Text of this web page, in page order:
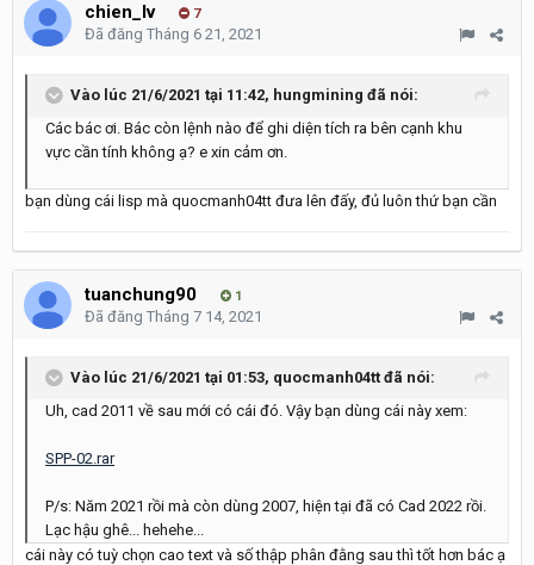
chien_lv 7
Đã đăng Tháng 6 21, 2021
Vào lúc 21/6/2021 tại 11:42, hungmining đã nói:
Các bác ơi. Bác còn lệnh nào để ghi diện tích ra bên cạnh khu
vực cần tính không ạ? e xin cảm ơn.
bạn dùng cái lisp mà quocmanh04tt đưa lên đấy, đủ luôn thứ bạn cần
tuanchung90 1
Đã đăng Tháng 7 14, 2021
Vào lúc 21/6/2021 tại 01:53, quocmanh04tt đã nói:
Uh, cad 2011 về sau mới có cái đó. Vậy bạn dùng cái này xem:
SPP-02.rar
P/s: Năm 2021 rồi mà còn dùng 2007, hiện tại đã có Cad 2022 rồi.
Lạc hậu ghê... hehehe...
cái này có tuỳ chọn cao text và số thập phân đằng sau thì tốt hơn bác ạ